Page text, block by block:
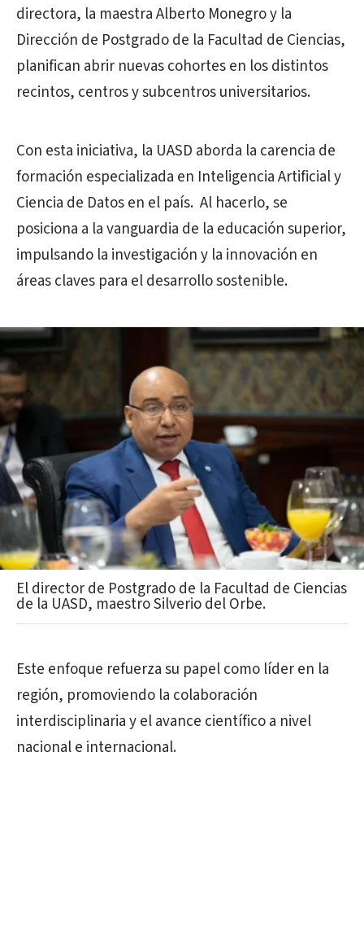
directora, la maestra Alberto Monegro y la
Dirección de Postgrado de la Facultad de Ciencias,
planifican abrir nuevas cohortes en los distintos
recintos, centros y subcentros universitarios.
Con esta iniciativa, la UASD aborda la carencia de
formación especializada en Inteligencia Artificial y
Ciencia de Datos en el país. Al hacerlo, se
posiciona a la vanguardia de la educación superior,
impulsando la investigación y la innovación en
áreas claves para el desarrollo sostenible.
El director de Postgrado de la Facultad de Ciencias
de la UASD, maestro Silverio del Orbe.
Este enfoque refuerza su papel como líder en la
región, promoviendo la colaboración
interdisciplinaria y el avance científico a nivel
nacional e internacional.